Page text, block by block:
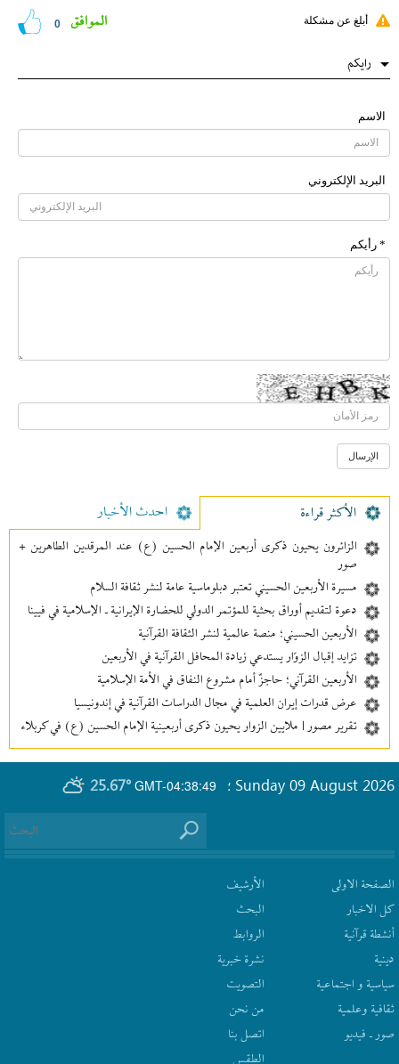
أبلغ عن مشكلة 0 الموافق
رایکم
الاسم
البرید الإلکتروني
* رأیکم
الأکثر قراءة احدث الأخبار
الزائرون يحيون ذكرى أربعين الإمام الحسين (ع) عند المرقدين الطاهرين +
صور
مسيرة الأربعين الحسيني تعتبر دبلوماسية عامة لنشر ثقافة السلام
دعوة لتقديم أوراق بحثية للمؤتمر الدولي للحضارة الإيرانية ـ الإسلامية في فيينا
الأربعين الحسيني؛ منصة عالمية لنشر الثقافة القرآنية
تزايد إقبال الزوّار يستدعي زيادة المحافل القرآنية في الأربعين
الأربعين القرآني؛ حاجزٌ أمام مشروع النفاق في الأمة الإسلامية
عرض قدرات إيران العلمية في مجال الدراسات القرآنية في إندونيسيا
تقرير مصور | ملايين الزوار يحيون ذكرى أربعينية الإمام الحسين (ع) في كربلاء
GMT-04:38:49
25.67° Sunday 09 August 2026 ؛
الصفحة الاولى
كل الاخبار
أنشطة قرآنیة
دينية
سیاسیة و اجتماعیة
ثقافیة وعلمیة
صور ـ فيديو
الأرشیف
البحث
الروابط
نشرة‌ خبریة
التصويت
من نحن
اتصل بنا
الطقس